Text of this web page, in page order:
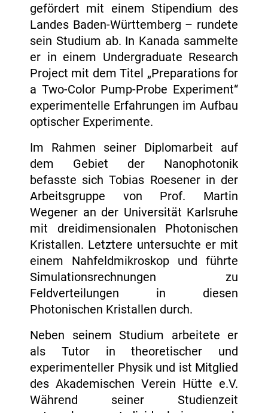
gefördert mit einem Stipendium des
Landes Baden-Württemberg – rundete
sein Studium ab. In Kanada sammelte
er in einem Undergraduate Research
Project mit dem Titel „Preparations for
a Two-Color Pump-Probe Experiment“
experimentelle Erfahrungen im Aufbau
optischer Experimente.
Im Rahmen seiner Diplomarbeit auf
dem Gebiet der Nanophotonik
befasste sich Tobias Roesener in der
Arbeitsgruppe von Prof. Martin
Wegener an der Universität Karlsruhe
mit dreidimensionalen Photonischen
Kristallen. Letztere untersuchte er mit
einem Nahfeldmikroskop und führte
Simulationsrechnungen zu
Feldverteilungen in diesen
Photonischen Kristallen durch.
Neben seinem Studium arbeitete er
als Tutor in theoretischer und
experimenteller Physik und ist Mitglied
des Akademischen Verein Hütte e.V.
Während seiner Studienzeit